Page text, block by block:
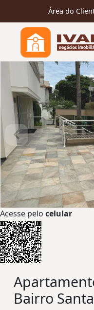
Área do
Acesse pelo celular
Bairro